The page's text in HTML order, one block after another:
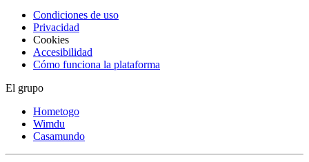
Condiciones de uso
Privacidad
Cookies
Accesibilidad
Cómo funciona la plataforma
El grupo
Hometogo
Wimdu
Casamundo